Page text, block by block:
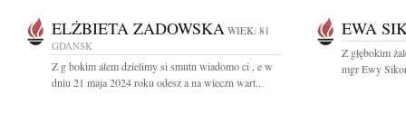
ELŻBIETA ZADOWSKA WIEK: 81
GDAŃSK
Z g bokim alem dzielimy si smutn wiadomo ci , e w
dniu 21 maja 2024 roku odesz a na wieczn wart...
EWA
Z głębokim
mgr Ewy